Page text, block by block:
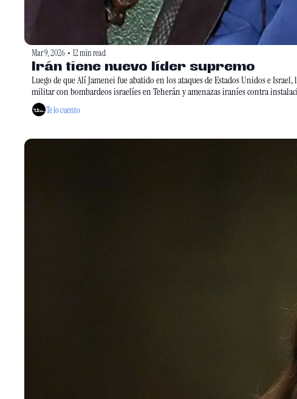
Mar 9, 2026 • 12 min read
Irán tiene nuevo líder supremo
Luego de que Alí Jamenei fue abatido en los ataques de Estados Unidos e
Te lo cuento